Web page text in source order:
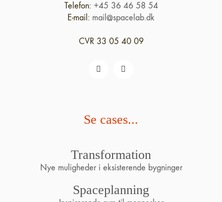
Telefon: +45 36 46 58 54
E-mail: mail@spacelab.dk
CVR 33 05 40 09
Se cases...
Transformation
Nye muligheder i eksisterende bygninger
Spaceplanning